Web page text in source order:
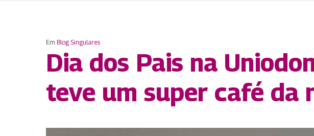
Em Blog Singulares
Dia dos Pais na
teve um super café da